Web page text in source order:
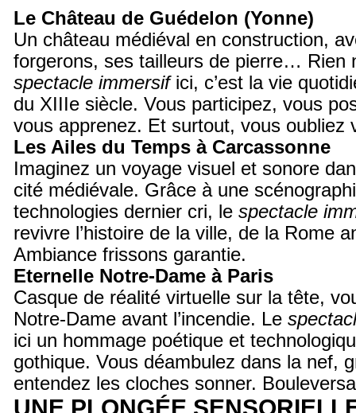
Le Château de Guédelon (Yonne)
Un château médiéval en construction,
forgerons, ses tailleurs de pierre… Rien
spectacle immersifici, c’est la vie
du XIIIe siècle. Vous participez, vous
vous apprenez. Et surtout, vous oubliez
Les Ailes du Temps à Carcassonne
Imaginez un voyage visuel et sonore
cité médiévale. Grâce à une
technologies dernier cri, le spectacle
revivre l’histoire de la ville, de la Rome
Ambiance frissons garantie.
Eternelle Notre-Dame à Paris
Casque de réalité virtuelle sur la tête,
Notre-Dame avant l’incendie. Le
ici un hommage poétique et
gothique. Vous déambulez dans la nef,
entendez les cloches sonner.